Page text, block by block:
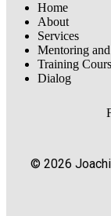
Home
About
Services
Mentoring
Training
Dialog
© 2026